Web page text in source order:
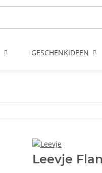
GESCHENKIDEEN
Leevje